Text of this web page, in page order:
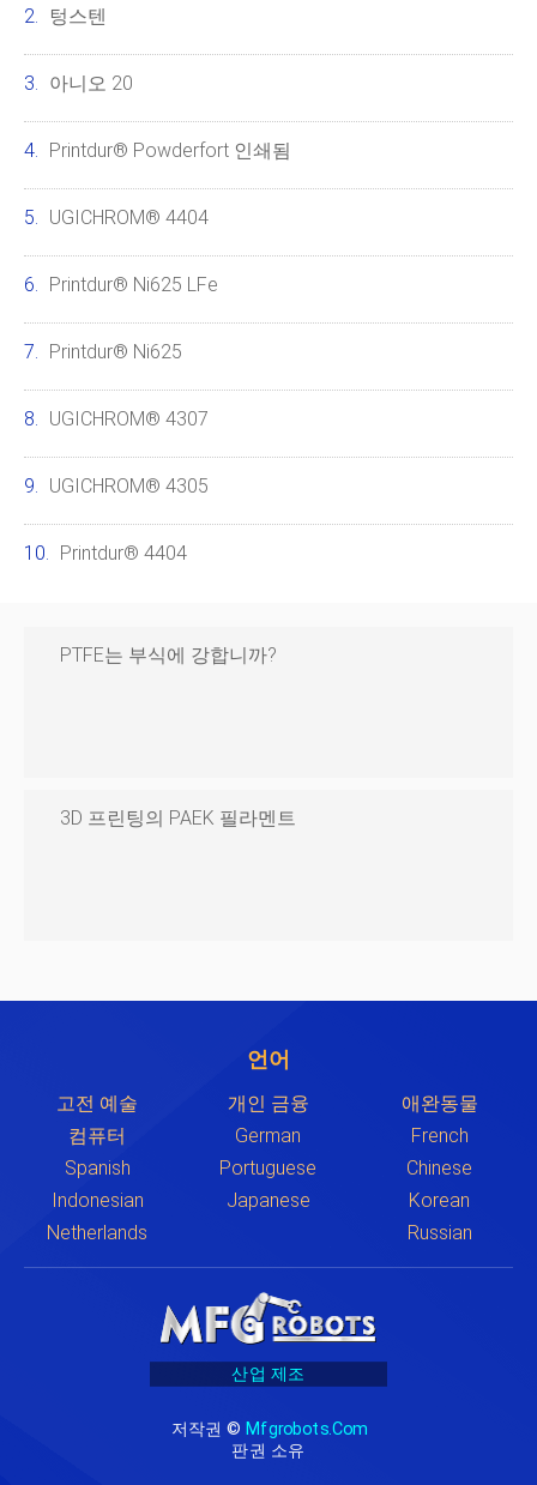
텅스텐
아니오 20
Printdur® Powderfort 인쇄됨
UGICHROM® 4404
Printdur® Ni625 LFe
Printdur® Ni625
UGICHROM® 4307
UGICHROM® 4305
Printdur® 4404
PTFE는 부식에 강합니까?
3D 프린팅의 PAEK 필라멘트
언어
고전 예술 개인 금융
애완동물
컴퓨터
German
French
Spanish
Portuguese
Chinese
Indonesian
Japanese
Korean
Netherlands
Russian
산업 제조
저작권 © Mfgrobots.com
판권 소유